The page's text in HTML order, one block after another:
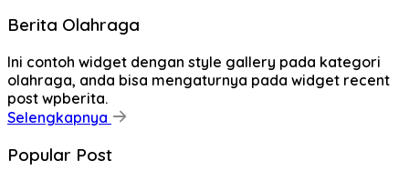
Berita Olahraga
Ini contoh widget dengan style gallery pada kategori
olahraga, anda bisa mengaturnya pada widget recent
post wpberita.
Selengkapnya
Popular Post